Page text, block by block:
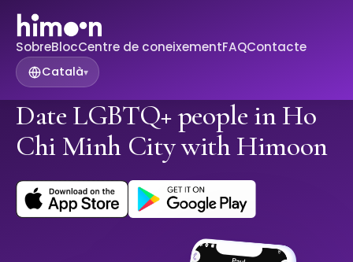
SobreBlocCentre de coneixementFAQContacte
Català▾
Date LGBTQ+ people in Ho
Chi Minh City with Himoon